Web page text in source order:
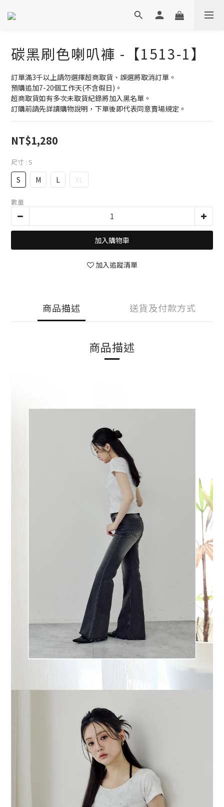
碳黑刷色喇叭褲 -【1513-1】
訂單滿3千以上請勿選擇超商取貨、誤選將取消訂單。
預購追加7-20個工作天(不含假日)。
超商取貨如有多次未取貨紀錄將加入黑名單。
訂購前請先詳讀購物說明，下單後即代表同意賣場規定。
NT$1,280
尺寸 : S
S M L XL
數量
加入購物車
加入追蹤清單
商品描述 送貨及付款方式
商品描述